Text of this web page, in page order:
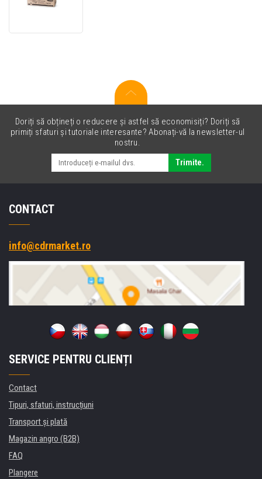
galben
Doriți să obțineți o reducere și astfel să economisiți? Doriți să
primiți sfaturi și tutoriale interesante? Abonați-vă la newsletter-ul
nostru.
Trimite.
CONTACT
info@cdrmarket.ro
SERVICE PENTRU CLIENȚI
Contact
Tipuri, sfaturi, instrucțiuni
Transport şi plată
Magazin angro (B2B)
FAQ
Plangere